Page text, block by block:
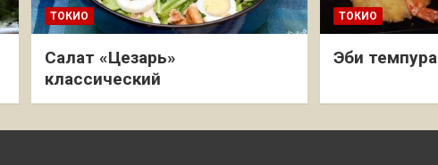
ТОКИО
Салат «Цезарь»
классический
ТОКИО
Эби темпура